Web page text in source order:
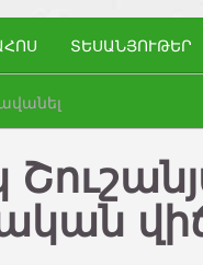
ՏԵՍԱՆՅՈՒԹԵՐ